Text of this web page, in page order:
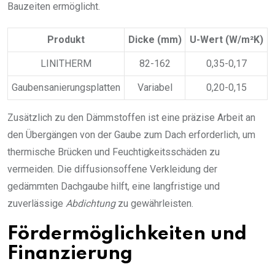
Bauzeiten ermöglicht.
Produkt Dicke (mm) U-Wert (W/m²K)
LINITHERM 82-162 0,35-0,17
Gaubensanierungsplatten Variabel 0,20-0,15
Zusätzlich zu den Dämmstoffen ist eine präzise Arbeit an
den Übergängen von der Gaube zum Dach erforderlich, um
thermische Brücken und Feuchtigkeitsschäden zu
vermeiden. Die diffusionsoffene Verkleidung der
gedämmten Dachgaube hilft, eine langfristige und
zuverlässige Abdichtungzu gewährleisten.
Fördermöglichkeiten und
Finanzierung